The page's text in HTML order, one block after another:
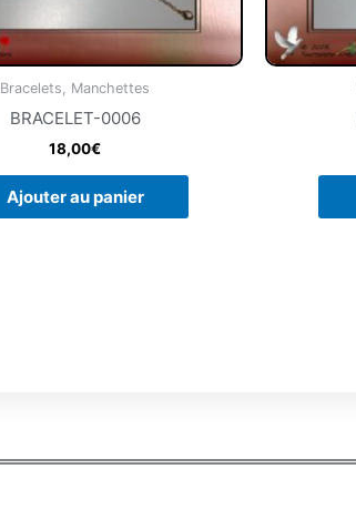
Bracelets, Manchettes
BRACELET-0006
18,00€
Ajouter au panier